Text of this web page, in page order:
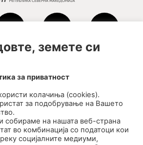
Filharmonija
земете си
за приватност
колачиња (cookies).
за подобрување на Вашето
собираме на нашата веб-страна
во комбинација со податоци кои
социјалните медиуми,